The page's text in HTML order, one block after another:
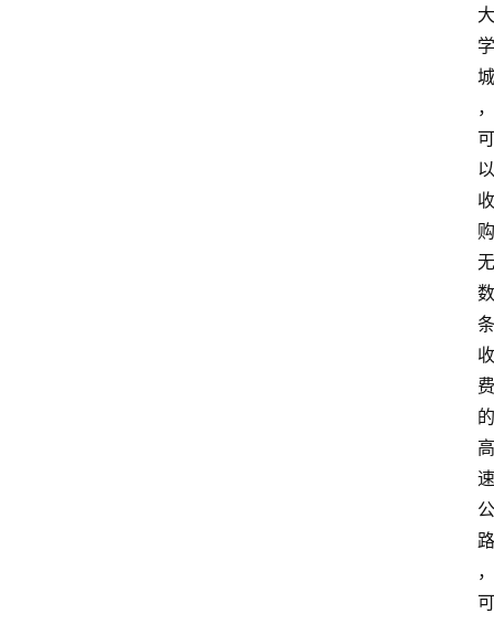
大
学
城
，
可
以
收
购
无
数
条
收
费
的
高
速
公
路
，
可